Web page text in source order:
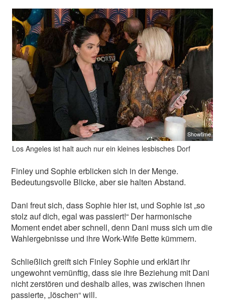
Showtime
Los Angeles ist halt auch nur ein kleines lesbisches Dorf
Finley und Sophie erblicken sich in der Menge.
Bedeutungsvolle Blicke, aber sie halten Abstand.
Dani freut sich, dass Sophie hier ist, und Sophie ist „so
stolz auf dich, egal was passiert!“ Der harmonische
Moment endet aber schnell, denn Dani muss sich um die
Wahlergebnisse und ihre Work-Wife Bette kümmern.
Schließlich greift sich Finley Sophie und erklärt ihr
ungewohnt vernünftig, dass sie ihre Beziehung mit Dani
nicht zerstören und deshalb alles, was zwischen ihnen
passierte, „löschen“ will.